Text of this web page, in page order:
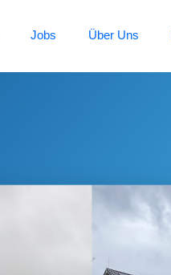
Jobs Über Uns